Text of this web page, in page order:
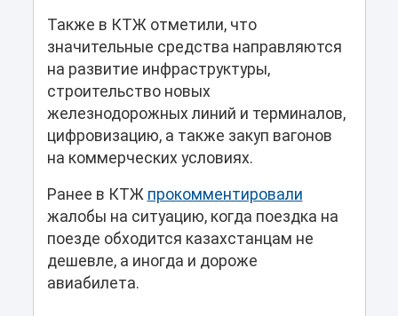
Также в КТЖ отметили, что
значительные средства направляются
на развитие инфраструктуры,
строительство новых
железнодорожных линий и терминалов,
цифровизацию, а также закуп вагонов
на коммерческих условиях.
Ранее в КТЖ прокомментировали
жалобы на ситуацию, когда поездка на
поезде обходится казахстанцам не
дешевле, а иногда и дороже
авиабилета.